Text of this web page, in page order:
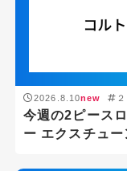
2026.8.10new
今週の2ピース
ー エクスチュ